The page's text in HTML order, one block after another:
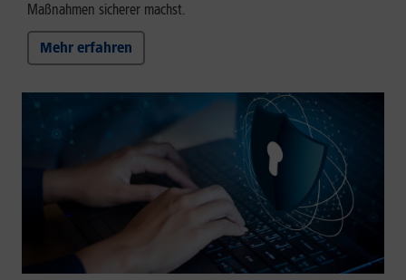
Maßnahmen sicherer machst.
Mehr erfahren